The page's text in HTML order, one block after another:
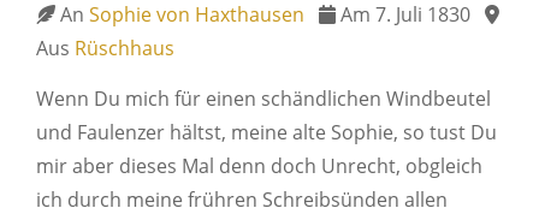
An Sophie von Haxthausen
Am 7. Juli 1830
Aus Rüschhaus
Wenn Du mich für einen schändlichen Windbeutel
und Faulenzer hältst, meine alte Sophie, so tust Du
mir aber dieses Mal denn doch Unrecht, obgleich
ich durch meine frühren Schreibsünden allen